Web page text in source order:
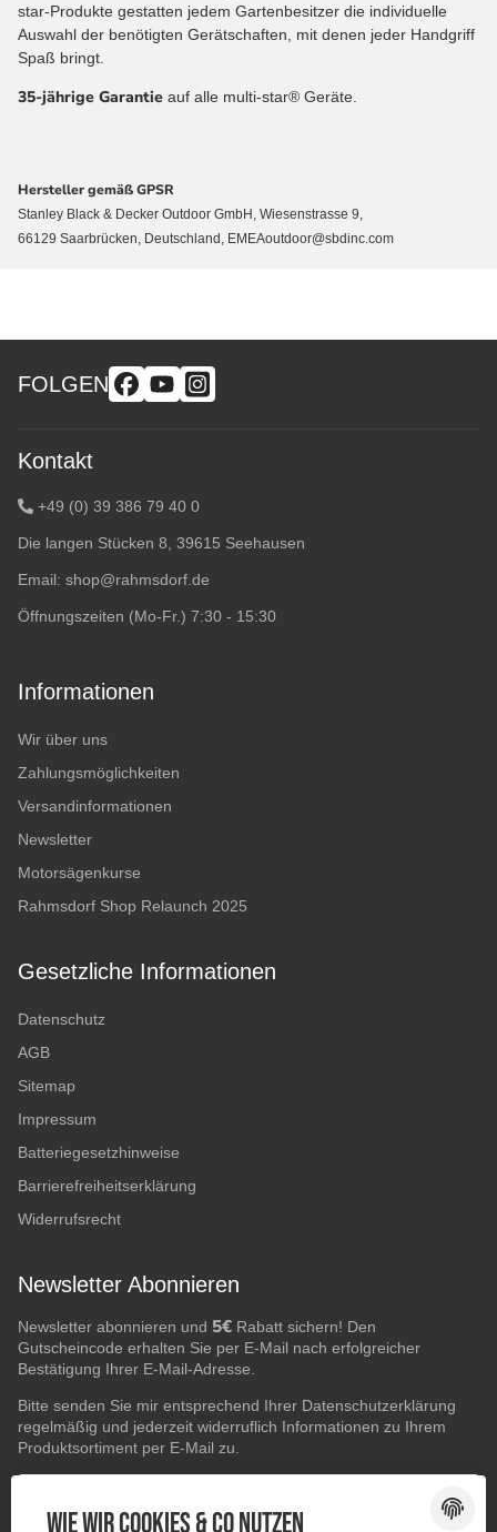
star-Produkte gestatten jedem Gartenbesitzer die individuelle
Auswahl der benötigten Gerätschaften, mit denen jeder Handgriff
Spaß bringt.
35-jährige Garantie auf alle multi-star® Geräte.
Hersteller gemäß GPSR
Stanley Black & Decker Outdoor GmbH, Wiesenstrasse 9,
66129 Saarbrücken, Deutschland, EMEAoutdoor@sbdinc.com
FOLGEN
Kontakt
+49 (0) 39 386 79 40 0
Die langen Stücken 8, 39615 Seehausen
Email: shop@rahmsdorf.de
Öffnungszeiten (Mo-Fr.) 7:30 - 15:30
Informationen
Wir über uns
Zahlungsmöglichkeiten
Versandinformationen
Newsletter
Motorsägenkurse
Rahmsdorf Shop Relaunch 2025
Gesetzliche Informationen
Datenschutz
AGB
Sitemap
Impressum
Batteriegesetzhinweise
Barrierefreiheitserklärung
Widerrufsrecht
Newsletter Abonnieren
Newsletter abonnieren und 5€ Rabatt sichern! Den
Gutscheincode erhalten Sie per E-Mail nach erfolgreicher
Bestätigung Ihrer E-Mail-Adresse.
Bitte senden Sie mir entsprechend Ihrer Datenschutzerklärung
regelmäßig und jederzeit widerruflich Informationen zu Ihrem
Produktsortiment per E-Mail zu.
ABONNIEREN
Wie wir Cookies & Co nutzen